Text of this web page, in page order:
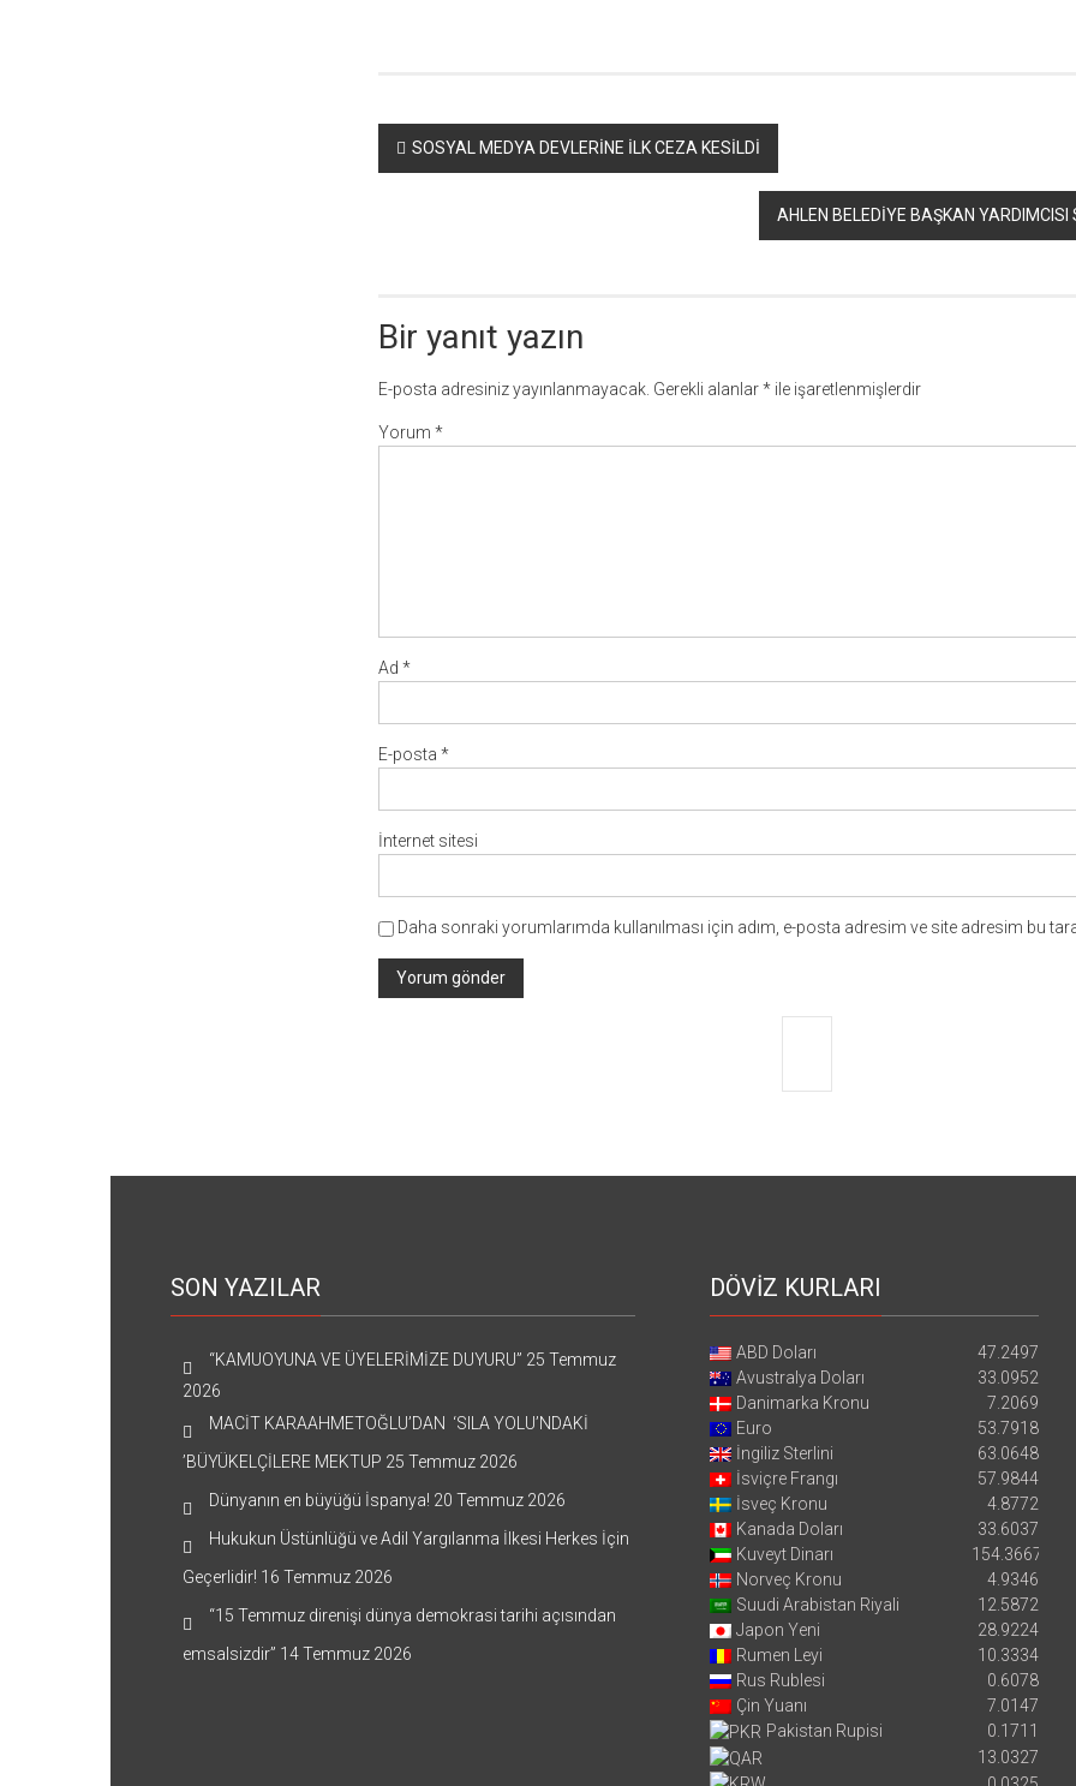
Yazı
dolaşımı
SOSYAL MEDYA DEVLERİNE İLK CEZA KESİLDİ
AHLEN BELEDİYE BAŞKAN YARDIMCISI
Bir yanıt yazın
E-posta adresiniz yayınlanmayacak. Gerekli alanlar*ile işaretlenmişlerdir
Yorum *
Ad *
E-posta *
İnternet sitesi
Daha sonraki yorumlarımda kullanılması için adım, e-posta adresim ve site adresim bu
SON YAZILAR
“KAMUOYUNA VE ÜYELERİMİZE DUYURU” 25 Temmuz
2026
MACİT KARAAHMETOĞLU’DAN ‘SILA YOLU’NDAKİ
’BÜYÜKELÇİLERE MEKTUP 25 Temmuz 2026
Dünyanın en büyüğü İspanya! 20 Temmuz 2026
Hukukun Üstünlüğü ve Adil Yargılanma İlkesi Herkes İçin
Geçerlidir! 16 Temmuz 2026
“15 Temmuz direnişi dünya demokrasi tarihi açısından
emsalsizdir” 14 Temmuz 2026
DÖVİZ KURLARI
ABD Doları
47.2497
Avustralya Doları
33.0952
Danimarka Kronu
7.2069
Euro
53.7918
İngiliz Sterlini
63.0648
İsviçre Frangı
57.9844
İsveç Kronu
4.8772
Kanada Doları
33.6037
Kuveyt Dinarı
154.3667
Norveç Kronu
4.9346
Suudi Arabistan Riyali
12.5872
Japon Yeni
28.9224
Rumen Leyi
10.3334
Rus Rublesi
0.6078
Çin Yuanı
7.0147
Pakistan Rupisi
0.1711
13.0327